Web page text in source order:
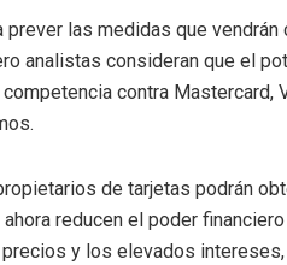
prever las medidas que
analistas consideran que el
contra Mastercard,
de tarjetas podrán
reducen el poder
y los elevados